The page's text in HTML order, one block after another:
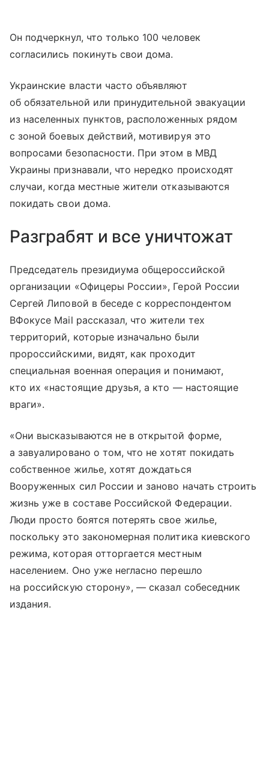
Он подчеркнул, что только 100 человек
согласились покинуть свои дома.
Украинские власти часто объявляют
об обязательной или принудительной эвакуации
из населенных пунктов, расположенных рядом
с зоной боевых действий, мотивируя это
вопросами безопасности. При этом в МВД
Украины признавали, что нередко происходят
случаи, когда местные жители отказываются
покидать свои дома.
Разграбят и все уничтожат
Председатель президиума общероссийской
организации «Офицеры России», Герой России
Сергей Липовой в беседе с корреспондентом
ВФокусе Mail рассказал, что жители тех
территорий, которые изначально были
пророссийскими, видят, как проходит
специальная военная операция и понимают,
кто их «настоящие друзья, а кто — настоящие
враги».
«Они высказываются не в открытой форме,
а завуалировано о том, что не хотят покидать
собственное жилье, хотят дождаться
Вооруженных сил России и заново начать строить
жизнь уже в составе Российской Федерации.
Люди просто боятся потерять свое жилье,
поскольку это закономерная политика киевского
режима, которая отторгается местным
населением. Оно уже негласно перешло
на российскую сторону», — сказал собеседник
издания.